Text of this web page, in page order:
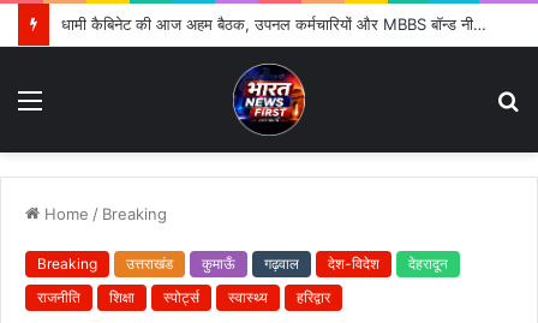
दिल्ली-देहरादून ग्रीनफील्ड बाईपास पर डीएम का औचक निरीक्षण, गुणवत्ता और समयसीमा पर सख्त निर्देश
Home / Breaking
Breaking उत्तराखंड कुमाऊँ गढ़वाल देश-विदेश
देहरादून
राजनीति
शिक्षा स्पोर्ट्स स्वास्थ्य हरिद्वार